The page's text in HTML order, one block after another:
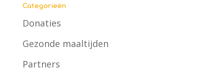
Categorieën
Donaties
Gezonde maaltijden
Partners